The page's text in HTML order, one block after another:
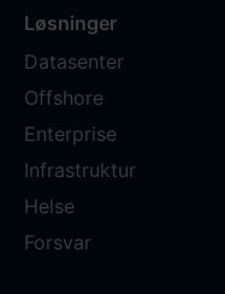
Løsninger
Datasenter
Offshore
Enterprise
Infrastruktur
Helse
Forsvar